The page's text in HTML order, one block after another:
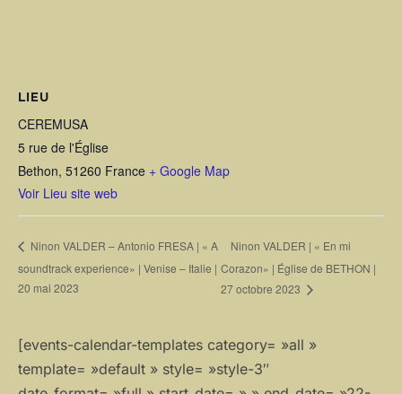
LIEU
CEREMUSA
5 rue de l'Église
Bethon, 51260 France + Google Map
Voir Lieu site web
Ninon VALDER – Antonio FRESA | « A
soundtrack experience» | Venise – Italie |
20 mai 2023
Ninon VALDER | « En mi
Corazon» | Église de BETHON |
27 octobre 2023
[events-calendar-templates category= »all »
template= »default » style= »style-3″